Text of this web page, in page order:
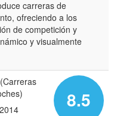
carreras de
ofreciendo a los
de competición y
y visualmente
8.5
(Carreras